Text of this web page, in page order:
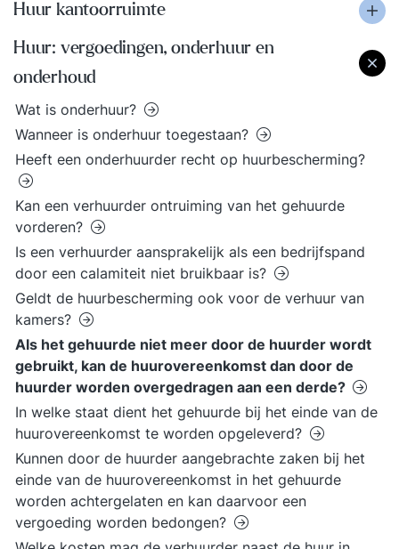
Huur kantoorruimte
Huur: vergoedingen, onderhuur en
onderhoud
Wat is onderhuur?
Wanneer is onderhuur toegestaan?
Heeft een onderhuurder recht op huurbescherming?
Kan een verhuurder ontruiming van het gehuurde
vorderen?
Is een verhuurder aansprakelijk als een bedrijfspand
door een calamiteit niet bruikbaar is?
Geldt de huurbescherming ook voor de verhuur van
kamers?
Als het gehuurde niet meer door de huurder wordt
gebruikt, kan de huurovereenkomst dan door de
huurder worden overgedragen aan een derde?
In welke staat dient het gehuurde bij het einde van de
huurovereenkomst te worden opgeleverd?
Kunnen door de huurder aangebrachte zaken bij het
einde van de huurovereenkomst in het gehuurde
worden achtergelaten en kan daarvoor een
vergoeding worden bedongen?